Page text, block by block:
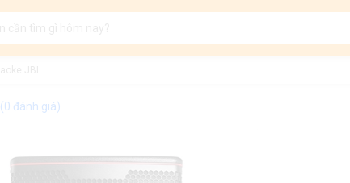
(0 đánh giá)